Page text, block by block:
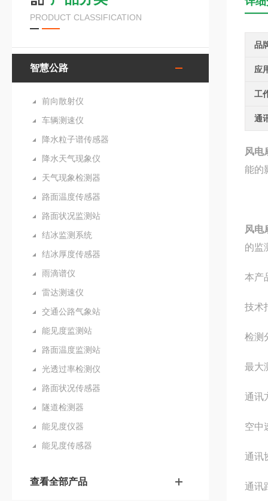
PRODUCT CLASSIFICATION
智慧公路
前向散射仪
车辆测速仪
降水粒子谱传感器
降水天气现象仪
天气现象检测器
路面温度传感器
路面状况监测站
结冰监测系统
结冰厚度传感器
雨滴谱仪
雷达测速仪
交通公路气象站
能见度监测站
路面温度监测站
光透过率检测仪
路面状况传感器
隧道检测器
能见度仪器
能见度传感器
查看全部产品
品
应
工
通
风电
能的
风电
的监
本产
技术
检测
最大
通讯
空中
通讯
通讯